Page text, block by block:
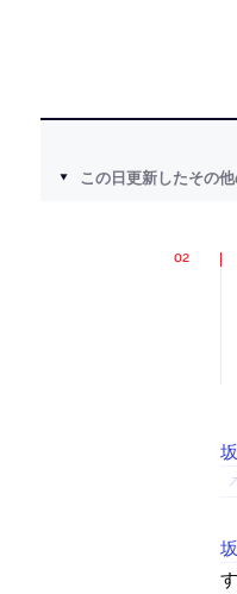
この日更新したその